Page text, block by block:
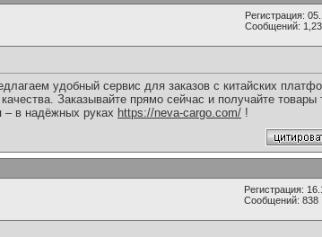
Регистрация:
Сообщений:
удобный сервис для заказов с китайских
Заказывайте прямо сейчас и получайте товары
– в надёжных руках https://neva-cargo.com/ !
Регистрация:
Сообщений: 838